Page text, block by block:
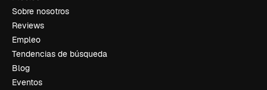
Sobre nosotros
Reviews
Empleo
Tendencias de búsqueda
Blog
Eventos